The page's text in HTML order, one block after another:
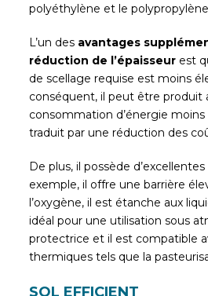
polyéthylène et le
L’un des avantages
réduction de l’épaisseur est
de scellage requise est moins
conséquent, il peut être produit
consommation d’énergie moins
traduit par une réduction des
De plus, il possède
exemple, il offre une barrière
l’oxygène, il est étanche aux
idéal pour une utilisation sous
protectrice et il est compatible
thermiques tels que la
SOL EFFICIENT